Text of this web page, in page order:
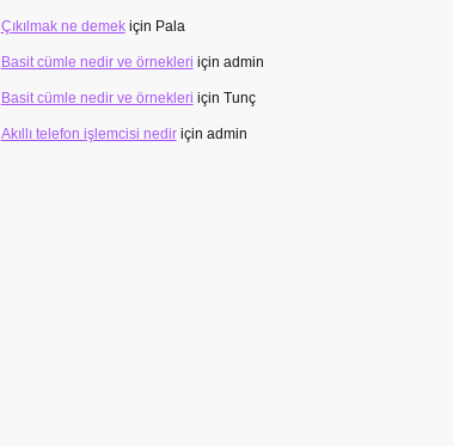
Çıkılmak ne demekiçin Pala
Basit cümle nedir ve örnekleri için admin
Basit cümle nedir ve örnekleri için Tunç
Akıllı telefon işlemcisi nediriçin admin